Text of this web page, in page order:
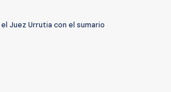
Juez Urrutia con el sumario